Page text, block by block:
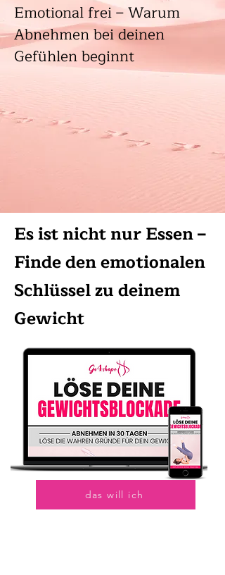
Emotional frei – Warum
Abnehmen bei deinen
Gefühlen beginnt
Es ist nicht nur Essen –
Finde den emotionalen
Schlüssel zu deinem
Gewicht
das will ich